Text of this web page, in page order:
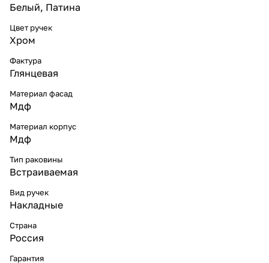
Белый, Патина
Цвет ручек
Хром
Фактура
Глянцевая
Материал фасад
Мдф
Материал корпус
Мдф
Тип раковины
Встраиваемая
Вид ручек
Накладные
Страна
Россия
Гарантия